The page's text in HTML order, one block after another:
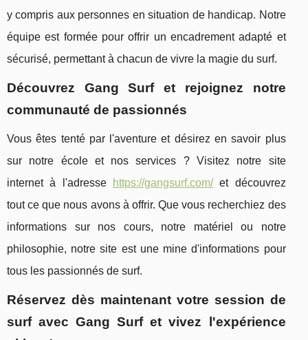
y compris aux personnes en situation de handicap. Notre
équipe est formée pour offrir un encadrement adapté et
sécurisé, permettant à chacun de vivre la magie du surf.
Découvrez Gang Surf et rejoignez notre
communauté de passionnés
Vous êtes tenté par l'aventure et désirez en savoir plus
sur notre école et nos services ? Visitez notre site
internet à l'adresse
https://gangsurf.com/et découvrez
tout ce que nous avons à offrir. Que vous recherchiez des
informations sur nos cours, notre matériel ou notre
philosophie, notre site est une mine d'informations pour
tous les passionnés de surf.
Réservez dès maintenant votre session de
surf avec Gang Surf et vivez l'expérience